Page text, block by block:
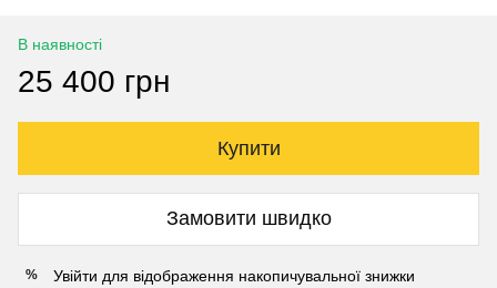
В наявності
25 400 грн
Купити
Замовити швидко
% Увійти для відображення накопичувальної знижки